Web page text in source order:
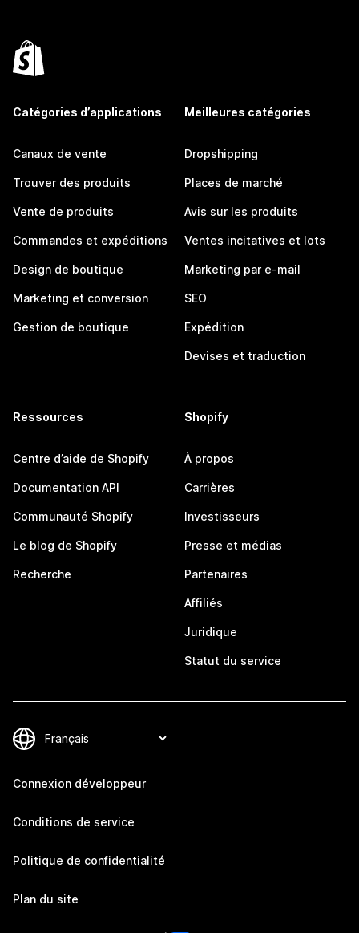
Catégories d’applications
Canaux de vente
Trouver des produits
Vente de produits
Commandes et expéditions
Design de boutique
Marketing et conversion
Gestion de boutique
Meilleures catégories
Dropshipping
Places de marché
Avis sur les produits
Ventes incitatives et lots
Marketing par e-mail
SEO
Expédition
Devises et traduction
Ressources
Centre d’aide de Shopify
Documentation API
Communauté Shopify
Le blog de Shopify
Recherche
Shopify
À propos
Carrières
Investisseurs
Presse et médias
Partenaires
Affiliés
Juridique
Statut du service
Connexion développeur
Conditions de service
Politique de confidentialité
Plan du site